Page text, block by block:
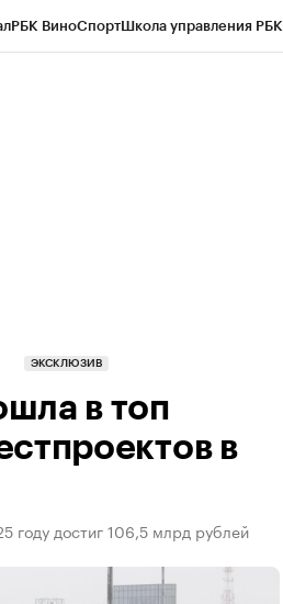
РБК ВиноСпортШкола управления РБК
ЭКСКЛЮЗИВ
в топ
в
году достиг 106,5 млрд рублей